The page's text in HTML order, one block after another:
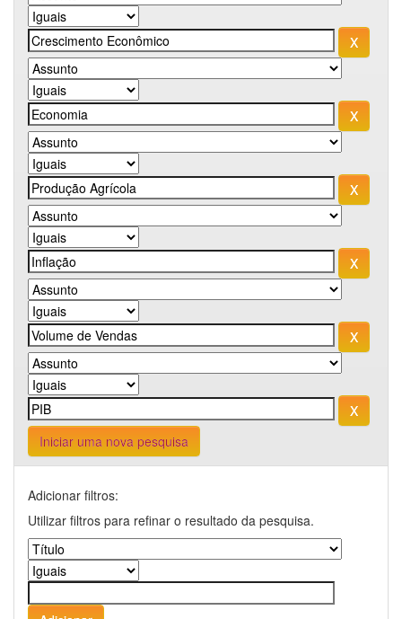
Iniciar uma nova pesquisa
Adicionar filtros:
Utilizar filtros para refinar o resultado da pesquisa.